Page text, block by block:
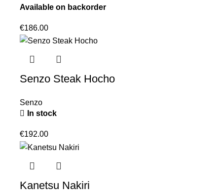
Available on backorder
€186.00
Senzo Steak Hocho
Senzo
In stock
€192.00
Kanetsu Nakiri